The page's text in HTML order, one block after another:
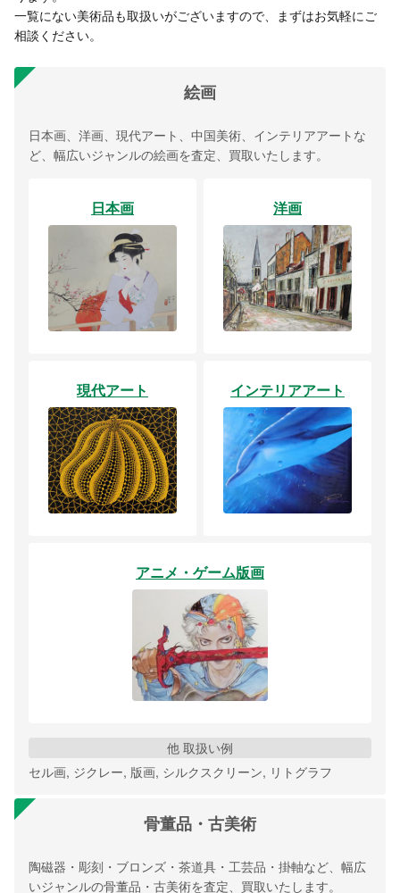
一覧にない美術品も取扱いがございますので、まずはお気軽にご
相談ください。
絵画
日本画、洋画、現代アート、中国美術、インテリアアートな
ど、幅広いジャンルの絵画を査定、買取いたします。
日本画 洋画
現代アート インテリアアート
アニメ・ゲーム版画
他 取扱い例
セル画, ジクレー, 版画, シルクスクリーン, リトグラフ
骨董品・古美術
陶磁器・彫刻・ブロンズ・茶道具・工芸品・掛軸など、幅広
いジャンルの骨董品・古美術を査定、買取いたします。